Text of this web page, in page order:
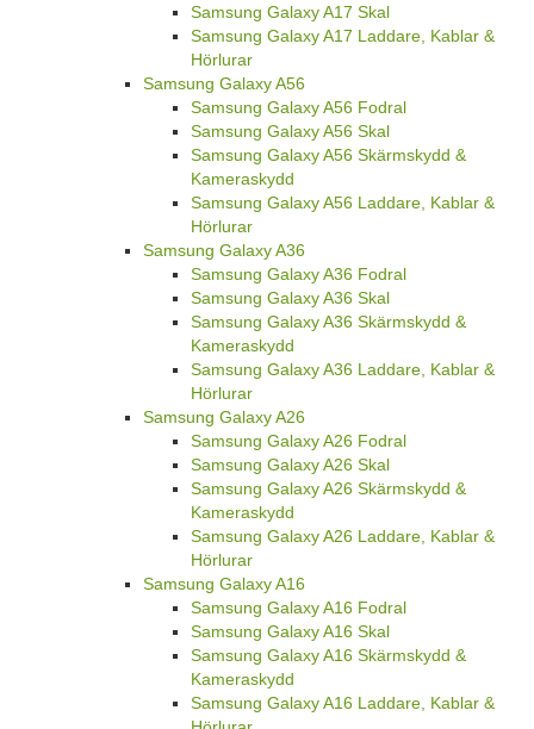
Samsung Galaxy A17 Skal
Samsung Galaxy A17 Laddare, Kablar &
Hörlurar
Samsung Galaxy A56
Samsung Galaxy A56 Fodral
Samsung Galaxy A56 Skal
Samsung Galaxy A56 Skärmskydd &
Kameraskydd
Samsung Galaxy A56 Laddare, Kablar &
Hörlurar
Samsung Galaxy A36
Samsung Galaxy A36 Fodral
Samsung Galaxy A36 Skal
Samsung Galaxy A36 Skärmskydd &
Kameraskydd
Samsung Galaxy A36 Laddare, Kablar &
Hörlurar
Samsung Galaxy A26
Samsung Galaxy A26 Fodral
Samsung Galaxy A26 Skal
Samsung Galaxy A26 Skärmskydd &
Kameraskydd
Samsung Galaxy A26 Laddare, Kablar &
Hörlurar
Samsung Galaxy A16
Samsung Galaxy A16 Fodral
Samsung Galaxy A16 Skal
Samsung Galaxy A16 Skärmskydd &
Kameraskydd
Samsung Galaxy A16 Laddare, Kablar &